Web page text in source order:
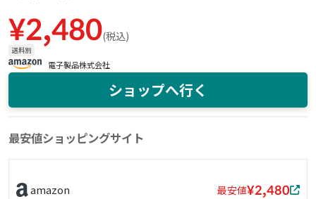
¥2,480(税込)
送料別
電子製品株式会社
ショップへ行く
最安値ショッピングサイト
amazon 最安値¥2,480